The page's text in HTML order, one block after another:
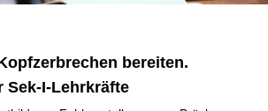
bereiten.
Sek-I-Lehrkräfte